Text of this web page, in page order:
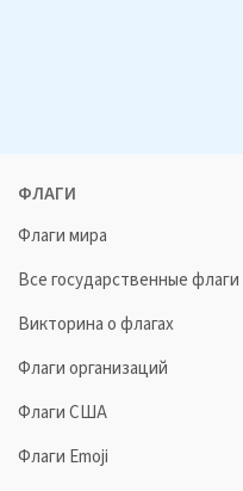
ФЛАГИ
Флаги мира
Все государственные флаги
Викторина о флагах
Флаги организаций
Флаги США
Флаги Emoji